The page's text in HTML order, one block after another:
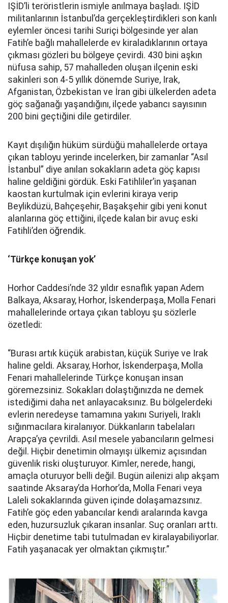
IŞİD’li teröristlerin ismiyle anılmaya başladı. IŞİD
militanlarının İstanbul’da gerçekleştirdikleri son kanlı
eylemler öncesi tarihi Suriçi bölgesinde yer alan
Fatih’e bağlı mahallelerde ev kiraladıklarının ortaya
çıkması gözleri bu bölgeye çevirdi. 430 bini aşkın
nüfusa sahip, 57 mahalleden oluşan ilçenin eski
sakinleri son 4-5 yıllık dönemde Suriye, Irak,
Afganistan, Özbekistan ve İran gibi ülkelerden adeta
göç sağanağı yaşandığını, ilçede yabancı sayısının
200 bini geçtiğini dile getirdiler.
Kayıt dışılığın hüküm sürdüğü mahallelerde ortaya
çıkan tabloyu yerinde incelerken, bir zamanlar “Asıl
İstanbul” diye anılan sokakların adeta göç kapısı
haline geldiğini gördük. Eski Fatihliler’in yaşanan
kaostan kurtulmak için evlerini kiraya verip
Beylikdüzü, Bahçeşehir, Başakşehir gibi yeni konut
alanlarına göç ettiğini, ilçede kalan bir avuç eski
Fatihli’den öğrendik.
‘Türkçe konuşan yok’
Horhor Caddesi’nde 32 yıldır esnaflık yapan Adem
Balkaya, Aksaray, Horhor, İskenderpaşa, Molla Fenari
mahallelerinde ortaya çıkan tabloyu şu sözlerle
özetledi:
“Burası artık küçük arabistan, küçük Suriye ve Irak
haline geldi. Aksaray, Horhor, İskenderpaşa, Molla
Fenari mahallelerinde Türkçe konuşan insan
göremezsiniz. Sokakları dolaştığınızda ne demek
istediğimi daha net anlayacaksınız. Bu bölgelerdeki
evlerin neredeyse tamamına yakını Suriyeli, Iraklı
sığınmacılara kiralanıyor. Dükkanların tabelaları
Arapça’ya çevrildi. Asıl mesele yabancıların gelmesi
değil. Hiçbir denetimin olmayışı ülkemiz açısından
güvenlik riski oluşturuyor. Kimler, nerede, hangi,
amaçla oturuyor belli değil. Bugün ailenizi alıp akşam
saatinde Aksaray’da Horhor’da, Molla Fenari veya
Laleli sokaklarında güven içinde dolaşamazsınız.
Fatih’e göç eden yabancılar kendi aralarında kavga
eden, huzursuzluk çıkaran insanlar. Suç oranları arttı.
Hiçbir denetime tabi tutulmadan ev kiralayabiliyorlar.
Fatih yaşanacak yer olmaktan çıkmıştır.”